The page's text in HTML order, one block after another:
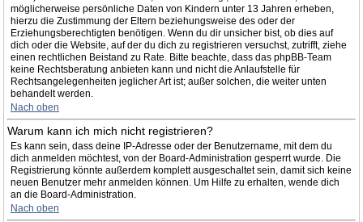
möglicherweise persönliche Daten von Kindern unter 13 Jahren erheben,
hierzu die Zustimmung der Eltern beziehungsweise des oder der
Erziehungsberechtigten benötigen. Wenn du dir unsicher bist, ob dies auf
dich oder die Website, auf der du dich zu registrieren versuchst, zutrifft, ziehe
einen rechtlichen Beistand zu Rate. Bitte beachte, dass das phpBB-Team
keine Rechtsberatung anbieten kann und nicht die Anlaufstelle für
Rechtsangelegenheiten jeglicher Art ist; außer solchen, die weiter unten
behandelt werden.
Nach oben
Warum kann ich mich nicht registrieren?
Es kann sein, dass deine IP-Adresse oder der Benutzername, mit dem du
dich anmelden möchtest, von der Board-Administration gesperrt wurde. Die
Registrierung könnte außerdem komplett ausgeschaltet sein, damit sich keine
neuen Benutzer mehr anmelden können. Um Hilfe zu erhalten, wende dich
an die Board-Administration.
Nach oben